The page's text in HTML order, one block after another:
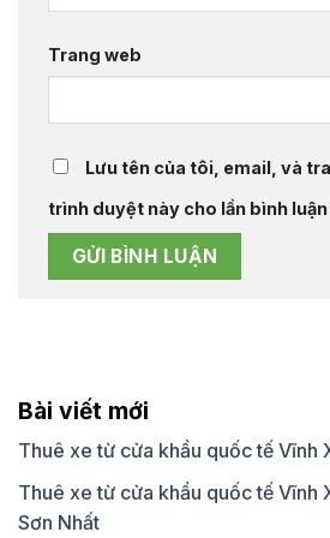
Trang web
Lưu tên của tôi, email, và
trình duyệt này cho lần bình
Bài viết mới
Thuê xe từ cửa khẩu quốc tế Vĩnh
Thuê xe từ cửa khẩu quốc tế Vĩnh
Sơn Nhất